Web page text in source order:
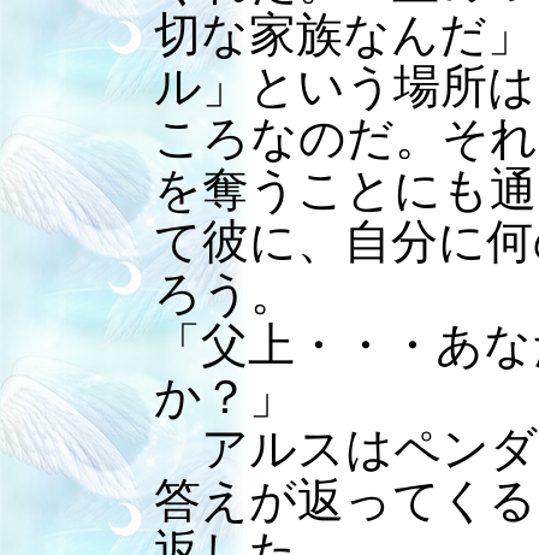
切な家族なんだ
ル」という場所
ころなのだ。そ
を奪うことにも
て彼に、自分に
ろう。
「父上・・・あ
か？」
アルスはペン
答えが返ってく